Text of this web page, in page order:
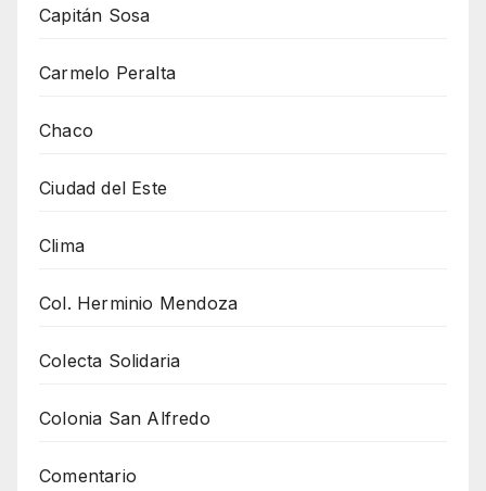
Capitán Sosa
Carmelo Peralta
Chaco
Ciudad del Este
Clima
Col. Herminio Mendoza
Colecta Solidaria
Colonia San Alfredo
Comentario